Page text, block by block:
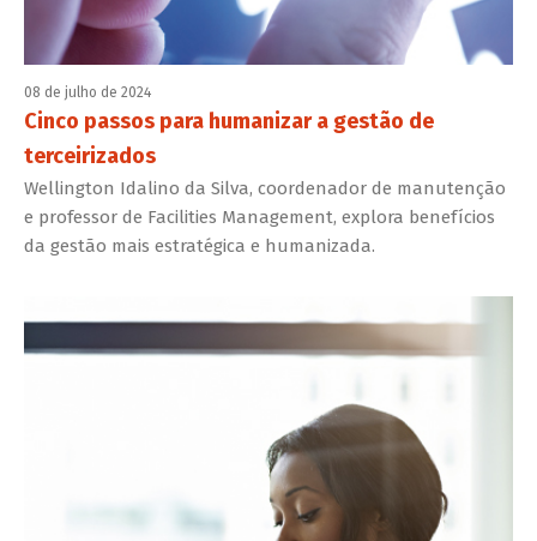
08 de julho de 2024
Cinco passos para humanizar a gestão de
terceirizados
Wellington Idalino da Silva, coordenador de manutenção
e professor de Facilities Management, explora benefícios
da gestão mais estratégica e humanizada.